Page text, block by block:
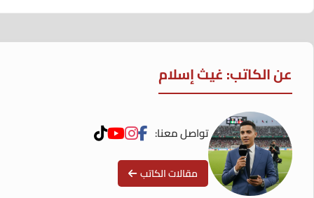
عن الكاتب: غيث إسلام
تواصل معنا:
مقالات الكاتب